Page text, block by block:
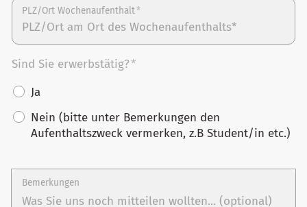
PLZ/Ort Wochenaufenthalt*
Sind Sie erwerbstätig?*
Ja
Nein (bitte unter Bemerkungen den
Aufenthaltszweck vermerken, z.B Student/in etc.)
Bemerkungen